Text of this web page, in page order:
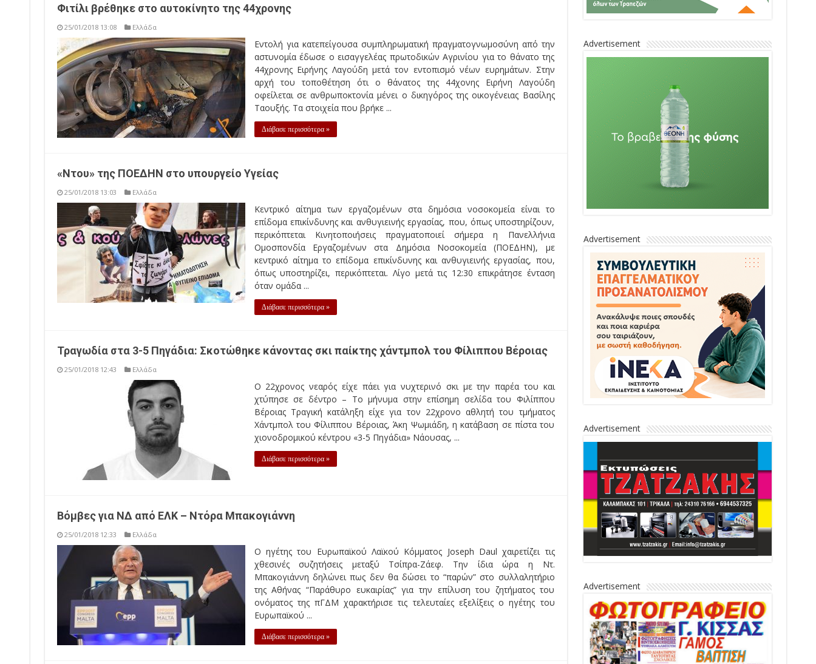
Φιτίλι βρέθηκε στο αυτοκίνητο της 44χρονης
25/01/2018 13:08 Ελλάδα
Εντολή για κατεπείγουσα συμπληρωματική πραγματογνωμοσύνη από την
αστυνομία έδωσε ο εισαγγελέας πρωτοδικών Αγρινίου για το θάνατο της
44χρονης Ειρήνης Λαγούδη μετά τον εντοπισμό νέων ευρημάτων. Στην
αρχή του τοποθέτηση ότι ο θάνατος της 44χονης Ειρήνη Λαγούδη
οφείλεται σε ανθρωποκτονία μένει ο δικηγόρος της οικογένειας Βασίλης
Ταουξής. Τα στοιχεία που βρήκε ...
Διάβασε περισσότερα »
«Ντου» της ΠΟΕΔΗΝ στο υπουργείο Υγείας
25/01/2018 13:03 Ελλάδα
Κεντρικό αίτημα των εργαζομένων στα δημόσια νοσοκομεία είναι το
επίδομα επικίνδυνης και ανθυγιεινής εργασίας, που, όπως υποστηρίζουν,
περικόπτεται Κινητοποιήσεις πραγματοποιεί σήμερα η Πανελλήνια
Ομοσπονδία Εργαζομένων στα Δημόσια Νοσοκομεία (ΠΟΕΔΗΝ), με
κεντρικό αίτημα το επίδομα επικίνδυνης και ανθυγιεινής εργασίας, που,
όπως υποστηρίζει, περικόπτεται. Λίγο μετά τις 12:30 επικράτησε ένταση
όταν ομάδα ...
Διάβασε περισσότερα »
Τραγωδία στα 3-5 Πηγάδια: Σκοτώθηκε κάνοντας σκι παίκτης χάντμπολ του Φίλιππου Βέροιας
25/01/2018 12:43 Ελλάδα
Ο 22χρονος νεαρός είχε πάει για νυχτερινό σκι με την παρέα του και
χτύπησε σε δέντρο – Το μήνυμα στην επίσημη σελίδα του Φιλίππου
Βέροιας Τραγική κατάληξη είχε για τον 22χρονο αθλητή του τμήματος
Χάντμπολ του Φίλιππου Βέροιας, Άκη Ψωμιάδη, η κατάβαση σε πίστα του
χιονοδρομικού κέντρου «3-5 Πηγάδια» Νάουσας, ...
Διάβασε περισσότερα »
Βόμβες για ΝΔ από ΕΛΚ – Ντόρα Μπακογιάννη
25/01/2018 12:33 Ελλάδα
Ο ηγέτης του Ευρωπαϊκού Λαϊκού Κόμματος Joseph Daul χαιρετίζει τις
χθεσινές συζητήσεις μεταξύ Τσίπρα-Ζάεφ. Την ίδια ώρα η Ντ.
Μπακογιάννη δηλώνει πως δεν θα δώσει το “παρών” στο συλλαλητήριο
της Αθήνας “Παράθυρο ευκαιρίας” για την επίλυση του ζητήματος του
ονόματος της πΓΔΜ χαρακτήρισε τις τελευταίες εξελίξεις ο ηγέτης του
Ευρωπαϊκού ...
Διάβασε περισσότερα »
Advertisement
Advertisement
Advertisement
Advertisement